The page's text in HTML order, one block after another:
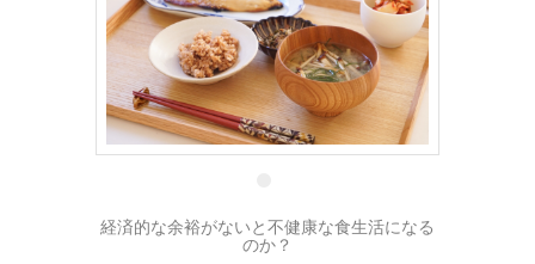
5 1月
経済的な余裕がないと不健康な食生活になる
のか？